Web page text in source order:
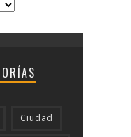
Ciudad